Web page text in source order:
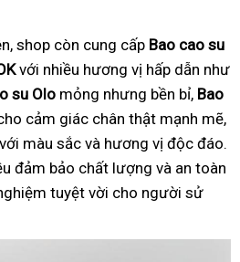
shop còn cung cấp Bao cao su
với nhiều hương vị hấp dẫn như
su Olo mỏng nhưng bền bỉ, Bao
cảm giác chân thật mạnh mẽ,
với màu sắc và hương vị độc đáo.
đảm bảo chất lượng và an toàn
tuyệt vời cho người sử